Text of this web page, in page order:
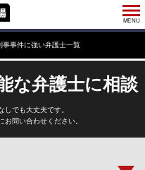
事事件に強い弁護士一覧
な弁護士に相談
しでも大丈夫です。
問い合わせください。